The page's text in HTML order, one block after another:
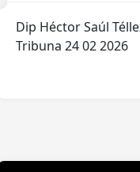
Dip Héctor Saúl
Tribuna 24 02 2026